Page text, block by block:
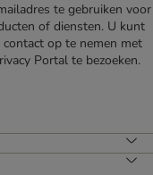
te gebruiken voor
of diensten. U kunt
op te nemen met
Portal te bezoeken.